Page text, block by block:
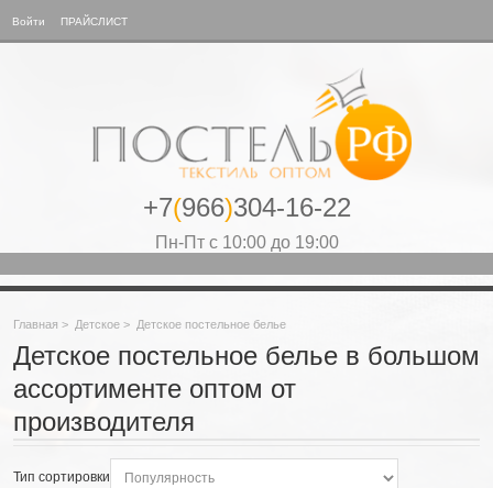
Войти ПРАЙСЛИСТ
+7(966)304-16-22
Пн-Пт с 10:00 до 19:00
Главная > Детское > Детское постельное белье
Детское постельное белье в большом
ассортименте оптом от
производителя
Тип сортировки